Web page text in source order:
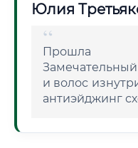
Юлия
Прошла
и волос
антиэйджинг